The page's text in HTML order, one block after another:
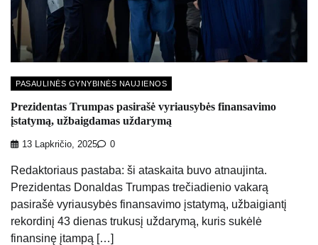
PASAULINĖS GYNYBINĖS NAUJIENOS
Prezidentas Trumpas pasirašė vyriausybės finansavimo
įstatymą, užbaigdamas uždarymą
13 Lapkričio, 2025 0
Redaktoriaus pastaba: ši ataskaita buvo atnaujinta.
Prezidentas Donaldas Trumpas trečiadienio vakarą
pasirašė vyriausybės finansavimo įstatymą, užbaigiantį
rekordinį 43 dienas trukusį uždarymą, kuris sukėlė
finansinę įtampą […]